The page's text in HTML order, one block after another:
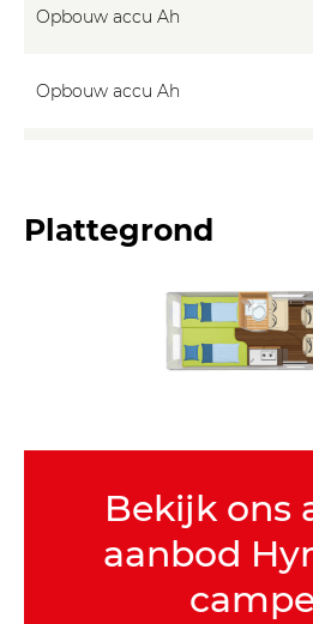
Opbouw accu Ah
Opbouw accu Ah
Plattegrond
Bekijk ons
aanbod